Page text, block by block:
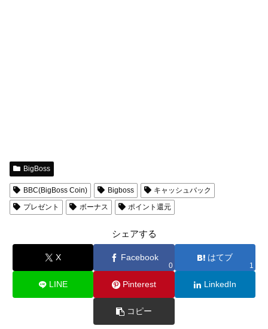
BigBoss
BBC(BigBoss Coin) Bigboss
キャッシュバック
プレゼント
ボーナス ポイント還元
シェアする
X Facebook
0
はてブ
1
LINE Pinterest LinkedIn
コピー